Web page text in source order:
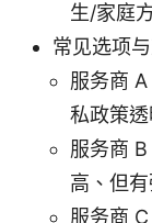
生/家庭
常见选项
服务商
私政策透
服务商
高、但
服务商